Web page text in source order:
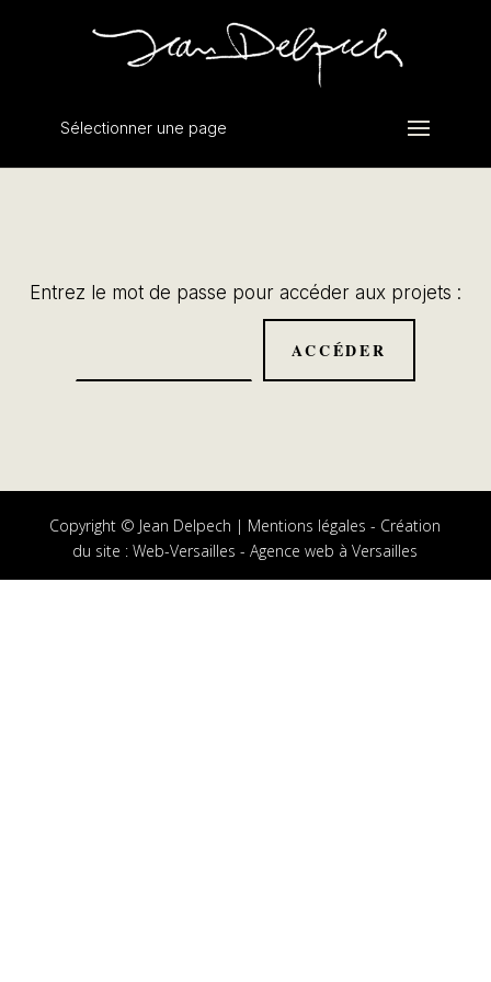
Sélectionner une page
Entrez le mot de passe pour accéder aux projets :
Copyright © Jean Delpech | Mentions légales - Création
du site :Web-Versailles - Agence web à Versailles